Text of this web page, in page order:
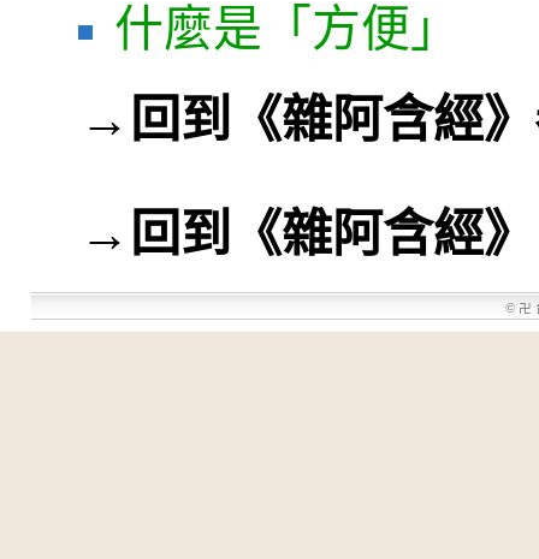
什麼是「方便」
→ 回到《雜阿含經
→ 回到《雜阿含經》
© 卍